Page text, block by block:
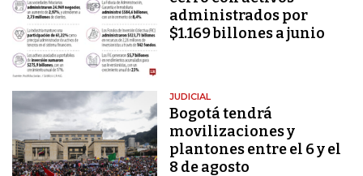
administrados por
$1.169 billones a junio
JUDICIAL
Bogotá tendrá
movilizaciones y
plantones entre el 6 y el
8 de agosto